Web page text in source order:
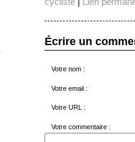
Écrire un
Votre nom :
Votre email :
Votre URL :
Votre commentaire :